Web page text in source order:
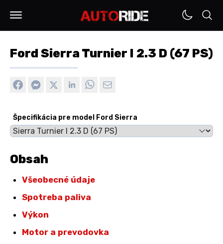
Ford Sierra Turnier I 2.3 D (67 PS)
Špecifikácia pre model Ford Sierra
Obsah
Všeobecné údaje
Spotreba paliva
Výkon
Motor a prevodovka